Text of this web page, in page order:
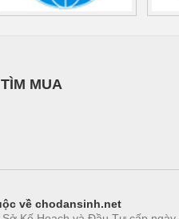
TÌM MUA
về chodansinh.net